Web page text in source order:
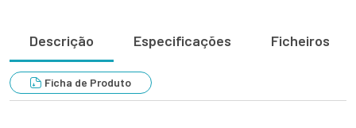
Descrição Especificações Ficheiros
Ficha de Produto